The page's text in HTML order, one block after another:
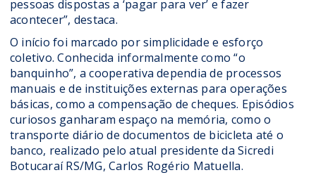
pessoas dispostas a ‘pagar para ver’ e fazer
acontecer”, destaca.
O início foi marcado por simplicidade e esforço
coletivo. Conhecida informalmente como “o
banquinho”, a cooperativa dependia de processos
manuais e de instituições externas para operações
básicas, como a compensação de cheques. Episódios
curiosos ganharam espaço na memória, como o
transporte diário de documentos de bicicleta até o
banco, realizado pelo atual presidente da Sicredi
Botucaraí RS/MG, Carlos Rogério Matuella.